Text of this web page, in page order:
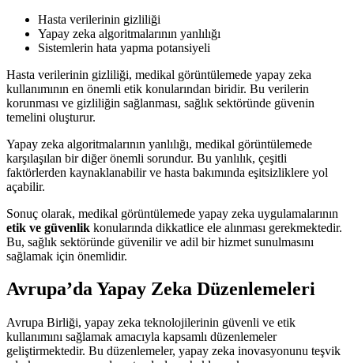
Hasta verilerinin gizliliği
Yapay zeka algoritmalarının yanlılığı
Sistemlerin hata yapma potansiyeli
Hasta verilerinin gizliliği, medikal görüntülemede yapay zeka
kullanımının en önemli etik konularından biridir. Bu verilerin
korunması ve gizliliğin sağlanması, sağlık sektöründe güvenin
temelini oluşturur.
Yapay zeka algoritmalarının yanlılığı, medikal görüntülemede
karşılaşılan bir diğer önemli sorundur. Bu yanlılık, çeşitli
faktörlerden kaynaklanabilir ve hasta bakımında eşitsizliklere yol
açabilir.
Sonuç olarak, medikal görüntülemede yapay zeka uygulamalarının
etik ve güvenlik konularında dikkatlice ele alınması gerekmektedir.
Bu, sağlık sektöründe güvenilir ve adil bir hizmet sunulmasını
sağlamak için önemlidir.
Avrupa’da Yapay Zeka Düzenlemeleri
Avrupa Birliği, yapay zeka teknolojilerinin güvenli ve etik
kullanımını sağlamak amacıyla kapsamlı düzenlemeler
geliştirmektedir. Bu düzenlemeler, yapay zeka inovasyonunu teşvik